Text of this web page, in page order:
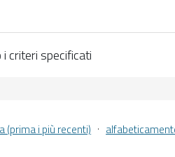
criteri specificati
(prima i più recenti) ·